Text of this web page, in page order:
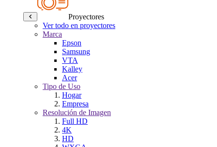
Proyectores
Ver todo en proyectores
Marca
Epson
Samsung
VTA
Kalley
Acer
Tipo de Uso
Hogar
Empresa
Resolución de Imagen
Full HD
4K
HD